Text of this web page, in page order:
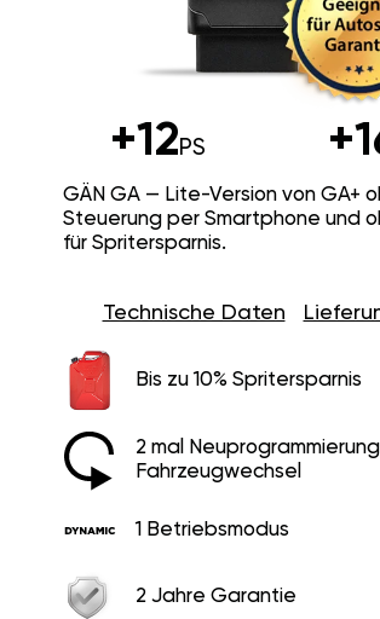
+12PS
GÄN GA — Lite-Version von GA+
Steuerung per Smartphone und
für Spritersparnis.
Technische Daten
Bis zu 10% Spritersparnis
2 mal
Fahrzeugwechsel
1 Betriebsmodus
2 Jahre Garantie